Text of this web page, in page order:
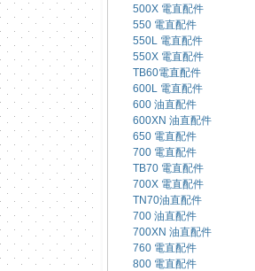
500X 電直配件
550 電直配件
550L 電直配件
550X 電直配件
TB60電直配件
600L 電直配件
600 油直配件
600XN 油直配件
650 電直配件
700 電直配件
TB70 電直配件
700X 電直配件
TN70油直配件
700 油直配件
700XN 油直配件
760 電直配件
800 電直配件